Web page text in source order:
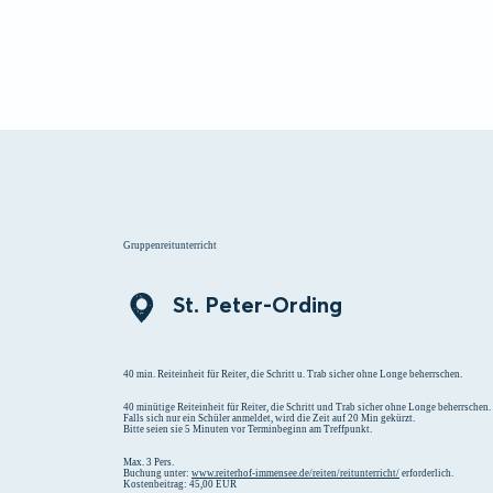
Gruppenreitunterricht
St. Peter-Ording
40 min. Reiteinheit für Reiter, die Schritt u. Trab sicher ohne Longe beherrschen.
40 minütige Reiteinheit für Reiter, die Schritt und Trab sicher ohne Longe beherrschen.
Falls sich nur ein Schüler anmeldet, wird die Zeit auf 20 Min gekürzt.
Bitte seien sie 5 Minuten vor Terminbeginn am Treffpunkt.
Max. 3 Pers.
Buchung unter: www.reiterhof-immensee.de/reiten/reitunterricht/erforderlich.
Kostenbeitrag: 45,00 EUR